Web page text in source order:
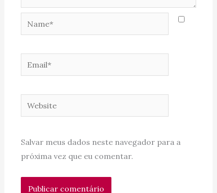
Name*
Email*
Website
Salvar meus dados neste navegador para a
próxima vez que eu comentar.